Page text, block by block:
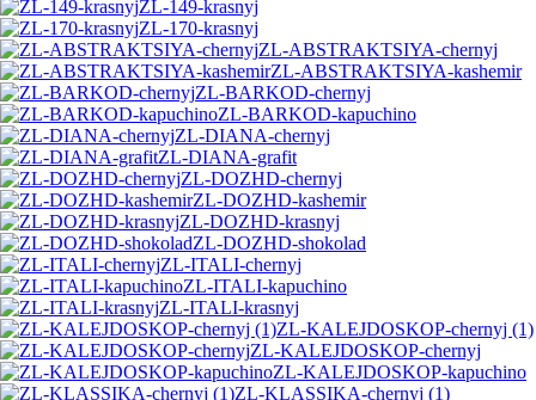
ZL-149-krasnyj
ZL-170-krasnyj
ZL-ABSTRAKTSIYA-chernyj
ZL-ABSTRAKTSIYA-kashemir
ZL-BARKOD-chernyj
ZL-BARKOD-kapuchino
ZL-DIANA-chernyj
ZL-DIANA-grafit
ZL-DOZHD-chernyj
ZL-DOZHD-kashemir
ZL-DOZHD-krasnyj
ZL-DOZHD-shokolad
ZL-ITALI-chernyj
ZL-ITALI-kapuchino
ZL-ITALI-krasnyj
ZL-KALEJDOSKOP-chernyj (1)
ZL-KALEJDOSKOP-chernyj
ZL-KALEJDOSKOP-kapuchino
ZL-KLASSIKA-chernyj (1)